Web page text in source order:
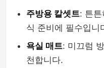
주방용 칼셋트: 튼
식 준비에 필수입니
욕실 매트: 미끄럼
천합니다.